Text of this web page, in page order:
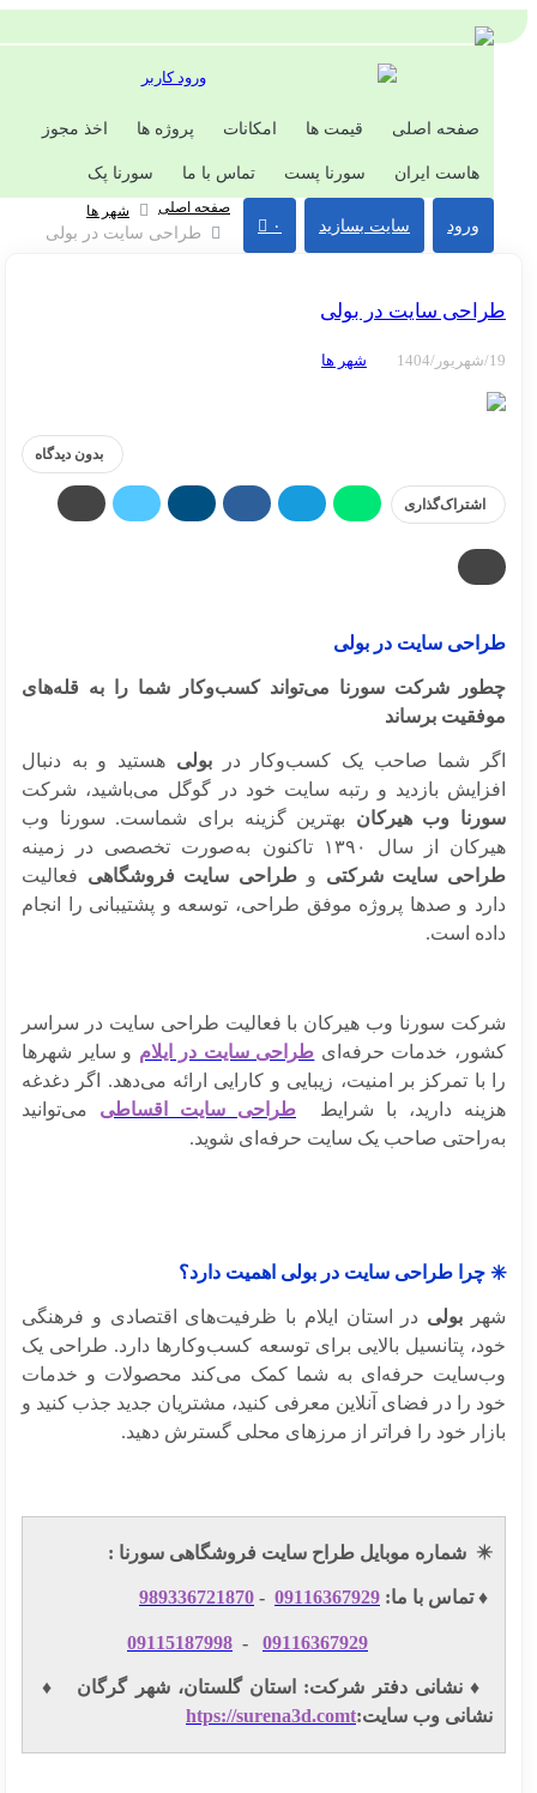
ورود کاربر
صفحه اصلی قیمت ها امکانات پروژه ها اخذ مجوز
هاست ایران سورنا پست تماس با ما سورنا پک
سایت بسازید ۰
صفحه اصلی شهر ها
طراحی سایت در بولی
سایت در بولی
شهر ها
بدون دیدگاه
اشتراک‌گذاری
سایت در بولی
شرکت سورنا می‌تواند کسب‌وکار شما را به قله‌های
برساند
شما صاحب یک کسب‌وکار دربولی
هستید و به دنبال
بازدید و رتبه سایت خود در گوگل می‌باشید، شرکت
وب هیرکانبهترین گزینه برای شماست. سورنا وب
سال ۱۳۹۰ تاکنون به‌صورت تخصصی در زمینه
سایت شرکتیوطراحی سایت فروشگاهیفعالیت
و صدها پروژه موفق طراحی، توسعه و پشتیبانی را انجام
است.
سورنا وب هیرکان با فعالیت طراحی سایت در سراسر
خدمات حرفه‌ای طراحی سایت در ایلام
و سایر شهرها
با تمرکز بر امنیت، زیبایی و کارایی ارائه می‌دهد. اگر دغدغه
دارید، با شرایط طراحی سایت اقساطی می‌توانید
صاحب یک سایت حرفه‌ای شوید.
طراحی سایت در بولی اهمیت دارد؟
بولی
در استان ایلام با ظرفیت‌های اقتصادی و فرهنگی
پتانسیل بالایی برای توسعه کسب‌وکارها دارد. طراحی یک
حرفه‌ای به شما کمک می‌کند محصولات و خدمات
را در فضای آنلاین معرفی کنید، مشتریان جدید جذب کنید و
خود را فراتر از مرزهای محلی گسترش دهید.
شماره موبایل طراح سایت فروشگاهی سورنا :
تماس با ما: 09116367929
-
989336721870
09116367929
-
09115187998
♦️ نشانی دفتر شرکت: استان گلستان، شهر گرگان ♦️
وب سایت:htps://surena3d.comt